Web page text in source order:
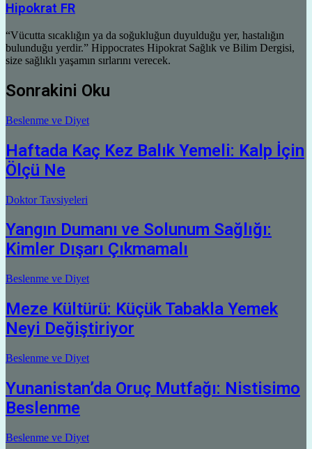
Hipokrat FR
“Vücutta sıcaklığın ya da soğukluğun duyulduğu yer, hastalığın
bulunduğu yerdir.” Hippocrates Hipokrat Sağlık ve Bilim Dergisi,
size sağlıklı yaşamın sırlarını verecek.
Sonrakini Oku
Beslenme ve Diyet
Haftada Kaç Kez Balık Yemeli: Kalp İçin
Ölçü Ne
Doktor Tavsiyeleri
Yangın Dumanı ve Solunum Sağlığı:
Kimler Dışarı Çıkmamalı
Beslenme ve Diyet
Meze Kültürü: Küçük Tabakla Yemek
Neyi Değiştiriyor
Beslenme ve Diyet
Yunanistan’da Oruç Mutfağı: Nistisimo
Beslenme
Beslenme ve Diyet